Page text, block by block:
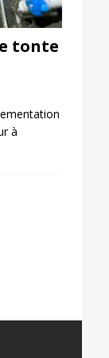
tonte
à